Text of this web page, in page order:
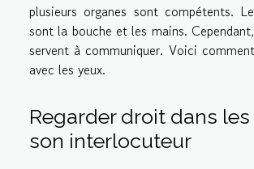
plusieurs organes sont compétents.
sont la bouche et les mains.
servent à communiquer. Voici
avec les yeux.
Regarder droit dans
son interlocuteur